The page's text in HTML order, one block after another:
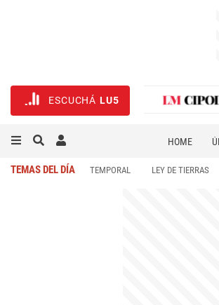
ESCUCHÁ LU5
HOME
TEMAS DEL DÍA TEMPORAL LEY DE TIERRAS